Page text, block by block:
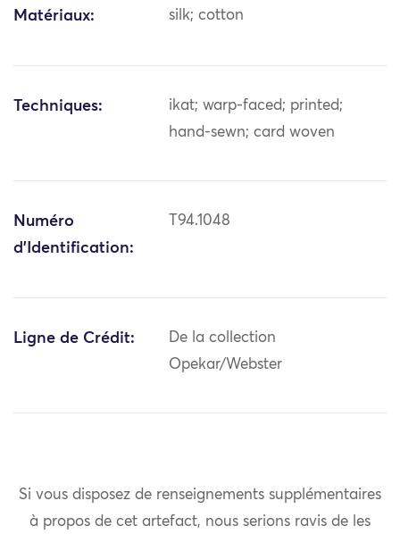
Matériaux: silk; cotton
Techniques:
ikat; warp-faced; printed;
hand-sewn; card woven
Numéro
d'Identification:
T94.1048
Ligne de Crédit:
De la collection
Opekar/Webster
Si vous disposez de renseignements supplémentaires
à propos de cet artefact, nous serions ravis de les